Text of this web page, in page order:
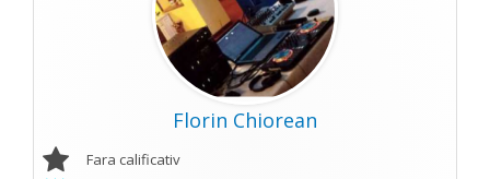
Florin Chiorean
Fara calificativ